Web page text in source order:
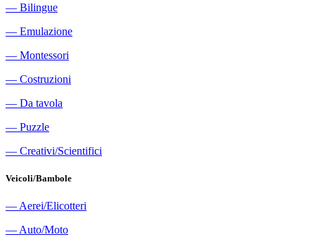
― Bilingue
― Emulazione
― Montessori
― Costruzioni
― Da tavola
― Puzzle
― Creativi/Scientifici
Veicoli/Bambole
― Aerei/Elicotteri
― Auto/Moto